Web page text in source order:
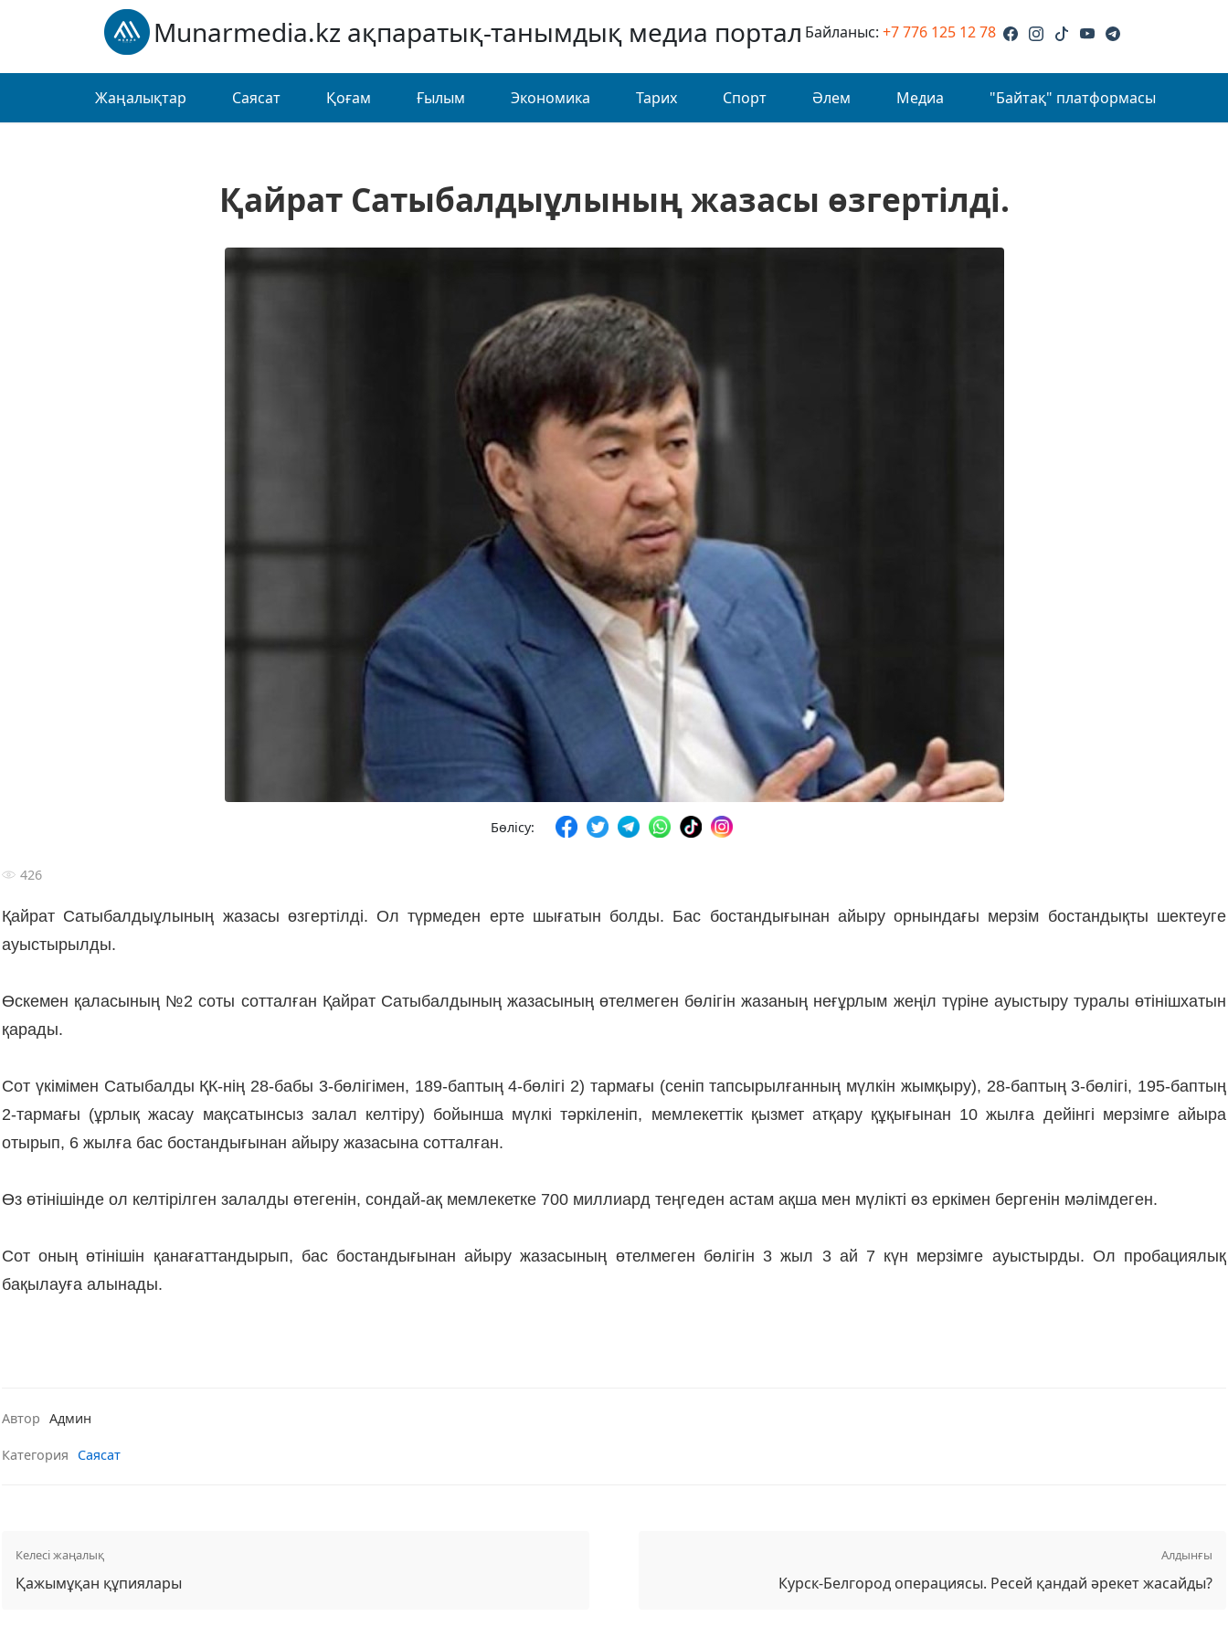
Munarmedia.kz ақпаратық-танымдық медиа портал Байланыс:+7 776 125 12 78
Жаңалықтар Саясат Қоғам Ғылым Экономика Тарих Спорт Әлем Медиа "Байтақ" платформасы
Қайрат Сатыбалдыұлының жазасы өзгертілді.
Бөлісу:
426
Қайрат Сатыбалдыұлының жазасы өзгертілді. Ол түрмеден ерте шығатын болды. Бас бостандығынан айыру орнындағы мерзім бостандықты шектеуге
ауыстырылды.
Өскемен қаласының №2 соты сотталған Қайрат Сатыбалдының жазасының өтелмеген бөлігін жазаның неғұрлым жеңіл түріне ауыстыру туралы өтінішхатын
қарады.
Сот үкімімен Сатыбалды ҚК-нің 28-бабы 3-бөлігімен, 189-баптың 4-бөлігі 2) тармағы (сеніп тапсырылғанның мүлкін жымқыру), 28-баптың 3-бөлігі, 195-баптың
2-тармағы (ұрлық жасау мақсатынсыз залал келтіру) бойынша мүлкі тәркіленіп, мемлекеттік қызмет атқару құқығынан 10 жылға дейінгі мерзімге айыра
отырып, 6 жылға бас бостандығынан айыру жазасына сотталған.
Өз өтінішінде ол келтірілген залалды өтегенін, сондай-ақ мемлекетке 700 миллиард теңгеден астам ақша мен мүлікті өз еркімен бергенін мәлімдеген.
Сот оның өтінішін қанағаттандырып, бас бостандығынан айыру жазасының өтелмеген бөлігін 3 жыл 3 ай 7 күн мерзімге ауыстырды. Ол пробациялық
бақылауға алынады.
Автор Админ
Категория Саясат
Келесі жаңалық
Қажымұқан құпиялары
Алдынғы
Курск-Белгород операциясы. Ресей қандай әрекет жасайды?